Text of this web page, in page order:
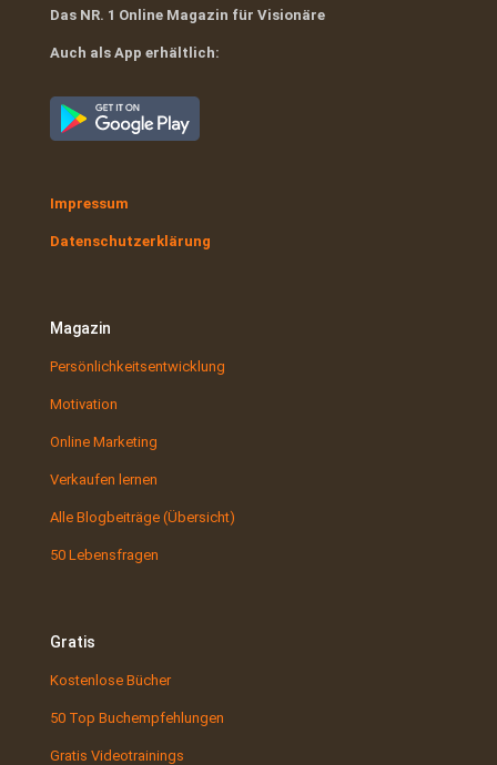
Das NR. 1 Online Magazin für Visionäre
Auch als App erhältlich:
Impressum
Datenschutzerklärung
Magazin
Persönlichkeitsentwicklung
Motivation
Online Marketing
Verkaufen lernen
Alle Blogbeiträge (Übersicht)
50 Lebensfragen
Gratis
Kostenlose Bücher
50 Top Buchempfehlungen
Gratis Videotrainings